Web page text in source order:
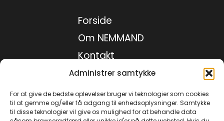
Administrer samtykke
For at give de bedste oplevelser bruger vi teknologier som cookies
til at gemme og/eller få adgang til enhedsoplysninger. Samtykke
til disse teknologier vil give os mulighed for at behandle data
Forside
Om NEMMAND
Kontakt
Medie kit
Privatlivspolitik